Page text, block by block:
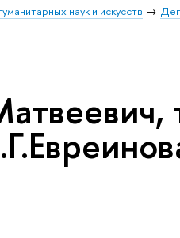
наук и искусств